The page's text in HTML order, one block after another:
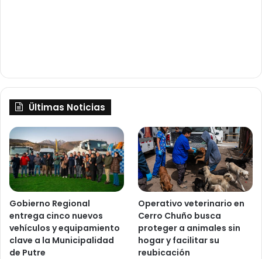
Ültimas Noticias
Gobierno Regional
entrega cinco nuevos
vehículos y equipamiento
clave a la Municipalidad
de Putre
Operativo veterinario en
Cerro Chuño busca
proteger a animales sin
hogar y facilitar su
reubicación